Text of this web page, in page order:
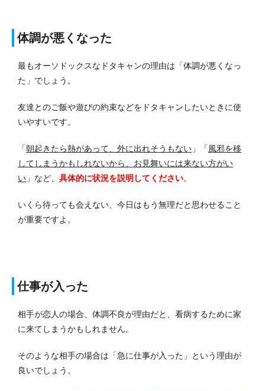
体調が悪くなった
最もオーソドックスなドタキャンの理由は「体調が悪くなっ
た」でしょう。
友達とのご飯や遊びの約束などをドタキャンしたいときに使
いやすいです。
「朝起きたら熱があって、外に出れそうもない 」「 風邪を移
してしまうかもしれないから、お見舞いには来ない方がい
い 」など、 具体的に状況を説明してください。
いくら待っても会えない、今日はもう無理だと思わせること
が重要ですよ。
仕事が入った
相手が恋人の場合、体調不良が理由だと、看病するために家
に来てしまうかもしれません。
そのような相手の場合は「急に仕事が入った」という理由が
良いでしょう。